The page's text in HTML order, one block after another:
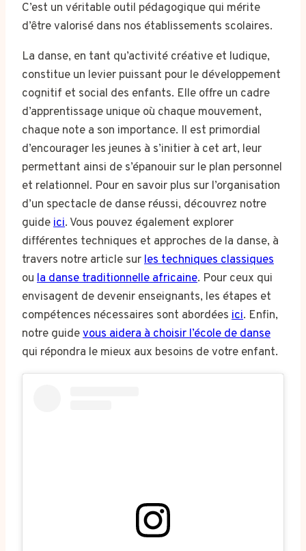
C’est un véritable outil pédagogique qui mérite
d’être valorisé dans nos établissements scolaires.
La danse, en tant qu’activité créative et ludique,
constitue un levier puissant pour le développement
cognitif et social des enfants. Elle offre un cadre
d’apprentissage unique où chaque mouvement,
chaque note a son importance. Il est primordial
d’encourager les jeunes à s’initier à cet art, leur
permettant ainsi de s’épanouir sur le plan personnel
et relationnel. Pour en savoir plus sur l’organisation
d’un spectacle de danse réussi, découvrez notre
guideici. Vous pouvez également explorer
différentes techniques et approches de la danse, à
travers notre article surles techniques classiques
ou la danse traditionnelle africaine. Pour ceux qui
envisagent de devenir enseignants, les étapes et
compétences nécessaires sont abordées ici. Enfin,
notre guidevous aidera à choisir l’école de danse
qui répondra le mieux aux besoins de votre enfant.